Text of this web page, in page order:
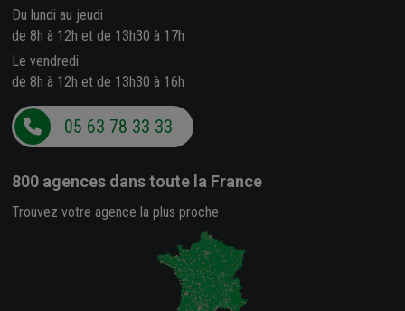
Du lundi au jeudi
de 8h à 12h et de 13h30 à 17h
Le vendredi
de 8h à 12h et de 13h30 à 16h
05 63 78 33 33
800 agences dans toute la France
Trouvez votre agence la plus proche